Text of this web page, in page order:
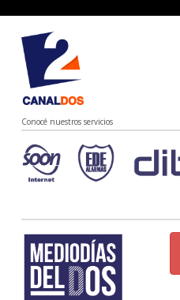
Conocé nuestros servicios